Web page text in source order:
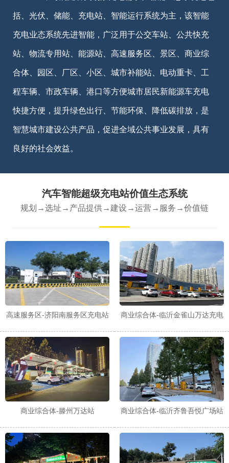
括、光伏、储能、充电站、智能运行系统为主，该智能
充电业态系统先进智能，广泛用于公交车站、公共快充
站、物流专用站、能源站、高速服务区、景区、商业综
合体、园区、厂区、小区、城市补能站、电动重卡、工
程车辆、市政车辆、港口等方便城市居民新能源车充电
快捷方便，提升绿色出行、节能环保、降低碳排放，是
智慧城市建设公共产品，促进全域公共事业发展，具有
良好的社会效益。
汽车智能超级充电站价值生态系统
规划→选址→产品提供→建设→运营→服务→价值链
高速服务区-济阳南服务区充电站
商业综合体-临沂金雀山万达充电
商业综合体-滕州万达站 商业综合体-临沂齐鲁吾悦广场站